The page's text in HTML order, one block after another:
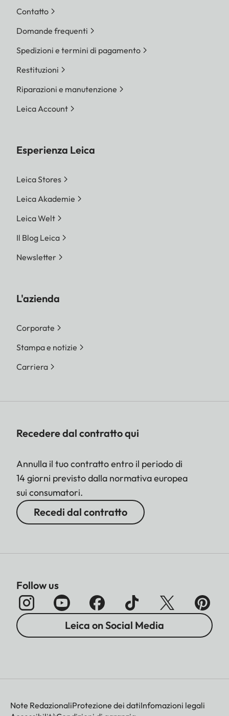
Contatto
Domande frequenti
Spedizioni e termini di pagamento
Restituzioni
Riparazioni e manutenzione
Leica Account
Esperienza Leica
Leica Stores
Leica Akademie
Leica Welt
Il Blog Leica
Newsletter
L'azienda
Corporate
Stampa e notizie
Carriera
Recedere dal contratto qui
Annulla il tuo contratto entro il periodo di
14 giorni previsto dalla normativa europea
sui consumatori.
Recedi dal contratto
Follow us
Leica on Social Media
Note RedazionaliProtezione dei datiInfomazioni legali